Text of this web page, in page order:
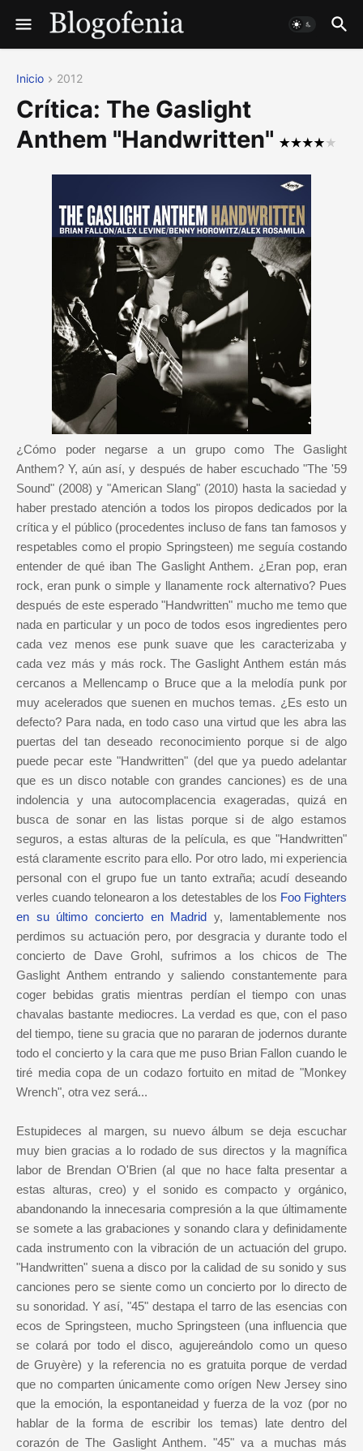
Inicio 2012
Crítica: The Gaslight
Anthem "Handwritten"
¿Cómo poder negarse a un grupo como The Gaslight
Anthem? Y, aún así, y después de haber escuchado "The '59
Sound" (2008) y "American Slang" (2010) hasta la saciedad y
haber prestado atención a todos los piropos dedicados por la
crítica y el público (procedentes incluso de fans tan famosos y
respetables como el propio Springsteen) me seguía costando
entender de qué iban The Gaslight Anthem. ¿Eran pop, eran
rock, eran punk o simple y llanamente rock alternativo? Pues
después de este esperado "Handwritten" mucho me temo que
nada en particular y un poco de todos esos ingredientes pero
cada vez menos ese punk suave que les caracterizaba y
cada vez más y más rock. The Gaslight Anthem están más
cercanos a Mellencamp o Bruce que a la melodía punk por
muy acelerados que suenen en muchos temas. ¿Es esto un
defecto? Para nada, en todo caso una virtud que les abra las
puertas del tan deseado reconocimiento porque si de algo
puede pecar este "Handwritten" (del que ya puedo adelantar
que es un disco notable con grandes canciones) es de una
indolencia y una autocomplacencia exageradas, quizá en
busca de sonar en las listas porque si de algo estamos
seguros, a estas alturas de la película, es que "Handwritten"
está claramente escrito para ello. Por otro lado, mi experiencia
personal con el grupo fue un tanto extraña; acudí deseando
verles cuando telonearon a los detestables de los Foo Fighters
en su último concierto en Madrid y, lamentablemente nos
perdimos su actuación pero, por desgracia y durante todo el
concierto de Dave Grohl, sufrimos a los chicos de The
Gaslight Anthem entrando y saliendo constantemente para
coger bebidas gratis mientras perdían el tiempo con unas
chavalas bastante mediocres. La verdad es que, con el paso
del tiempo, tiene su gracia que no pararan de jodernos durante
todo el concierto y la cara que me puso Brian Fallon cuando le
tiré media copa de un codazo fortuito en mitad de "Monkey
Wrench", otra vez será...
Estupideces al margen, su nuevo álbum se deja escuchar
muy bien gracias a lo rodado de sus directos y la magnífica
labor de Brendan O'Brien (al que no hace falta presentar a
estas alturas, creo) y el sonido es compacto y orgánico,
abandonando la innecesaria compresión a la que últimamente
se somete a las grabaciones y sonando clara y definidamente
cada instrumento con la vibración de un actuación del grupo.
"Handwritten" suena a disco por la calidad de su sonido y sus
canciones pero se siente como un concierto por lo directo de
su sonoridad. Y así, "45" destapa el tarro de las esencias con
ecos de Springsteen, mucho Springsteen (una influencia que
se colará por todo el disco, agujereándolo como un queso
de Gruyère) y la referencia no es gratuita porque de verdad
que no comparten únicamente como orígen New Jersey sino
que la emoción, la espontaneidad y fuerza de la voz (por no
hablar de la forma de escribir los temas) late dentro del
corazón de The Gaslight Anthem. "45" va a muchas más